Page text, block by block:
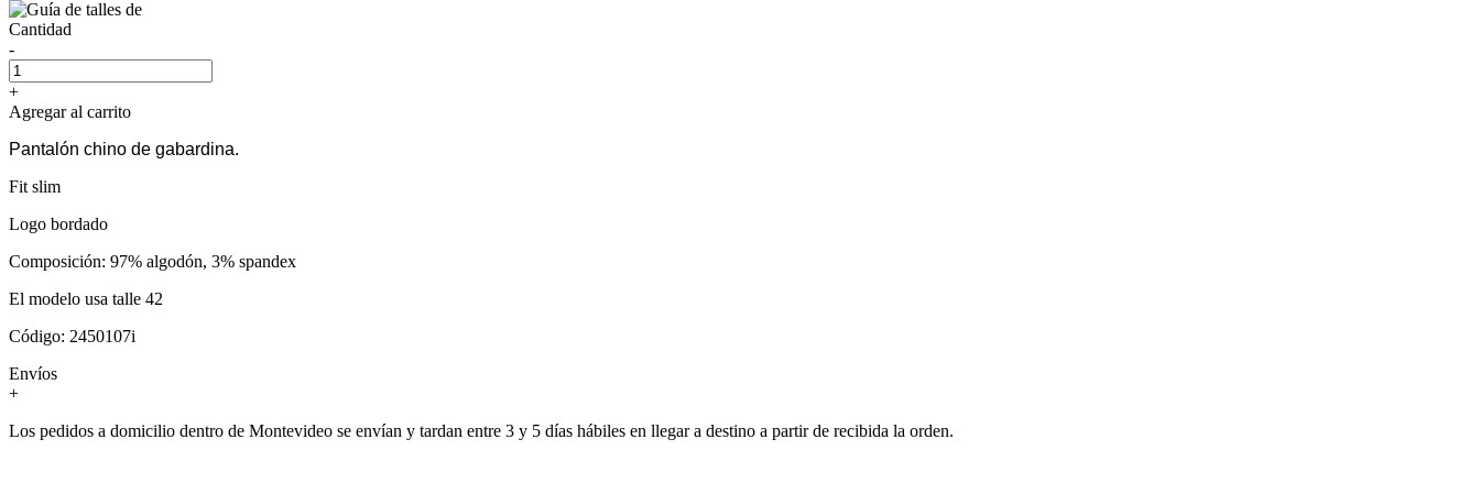
Cantidad
-
+
Agregar al carrito
Pantalón chino de gabardina.
Fit slim
Logo bordado
Composición: 97% algodón, 3% spandex
El modelo usa talle 42
Código: 2450107i
Envíos
+
Los pedidos a domicilio dentro de Montevideo se envían y tardan entre 3 y 5 días hábiles en llegar a destino a partir de recibida la orden.